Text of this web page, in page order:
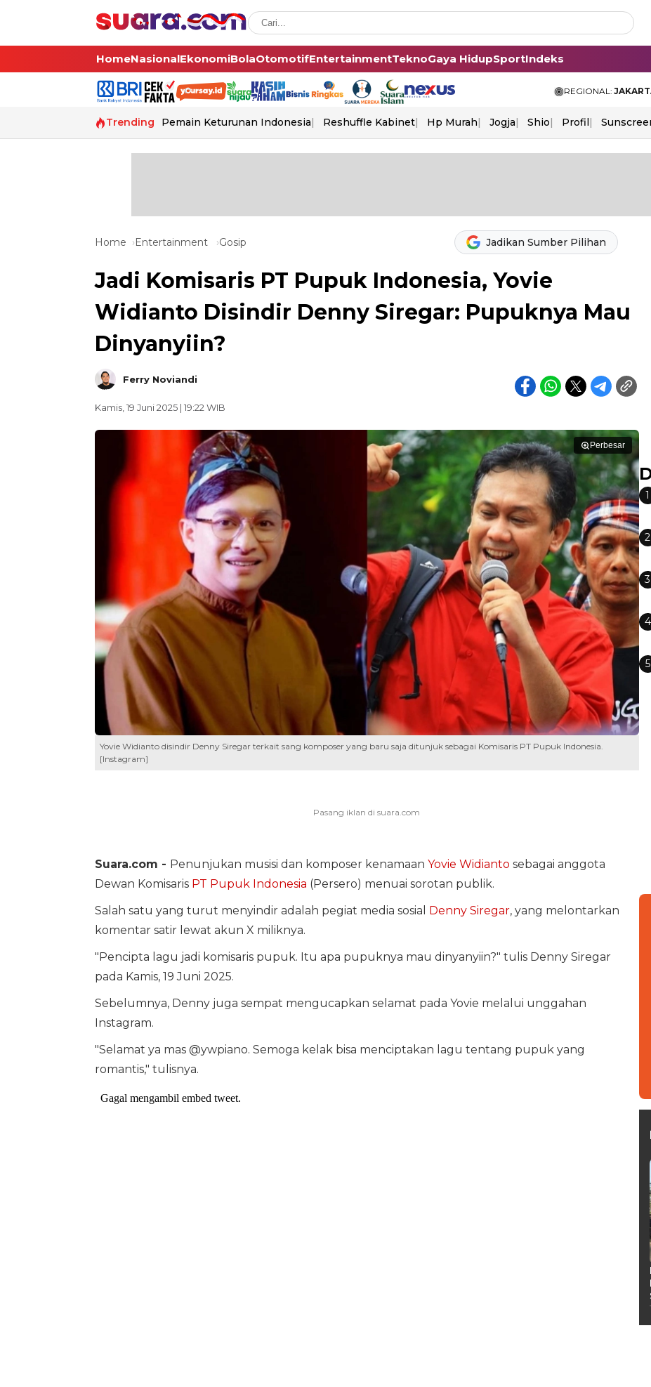
HomeNasionalEkonomiBolaOtomotifEntertainmentTeknoGaya HidupSportIndeks
REGIONAL:
Trending Pemain Keturunan Indonesia Reshuffle Kabinet Hp Murah Jogja Shio Profil
Home Entertainment Gosip Jadikan Sumber Pilihan
Jadi Komisaris PT Pupuk Indonesia, Yovie
Widianto Disindir Denny Siregar: Pupuknya Mau
Dinyanyiin?
Ferry Noviandi
Kamis, 19 Juni 2025 | 19:22 WIB
Perbesar
Yovie Widianto disindir Denny Siregar terkait sang komposer yang baru saja ditunjuk sebagai Komisaris PT Pupuk Indonesia.
[Instagram]
Suara.com - Penunjukan musisi dan komposer kenamaan Yovie Widianto sebagai anggota
Dewan Komisaris PT Pupuk Indonesia (Persero) menuai sorotan publik.
Salah satu yang turut menyindir adalah pegiat media sosial Denny Siregar, yang melontarkan
komentar satir lewat akun X miliknya.
"Pencipta lagu jadi komisaris pupuk. Itu apa pupuknya mau dinyanyiin?" tulis Denny Siregar
pada Kamis, 19 Juni 2025.
Sebelumnya, Denny juga sempat mengucapkan selamat pada Yovie melalui unggahan
Instagram.
"Selamat ya mas @ywpiano. Semoga kelak bisa menciptakan lagu tentang pupuk yang
romantis," tulisnya.
1
2
3
4
5